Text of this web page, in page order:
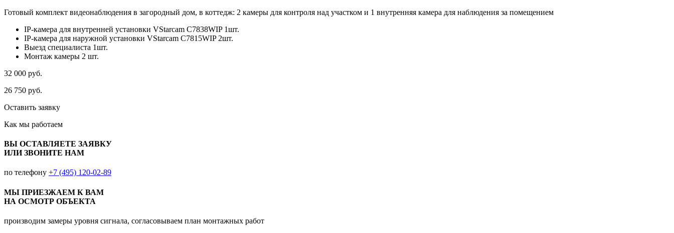
Готовый комплект видеонаблюдения в загородный дом, в коттедж: 2 камеры для контроля над участком и 1 внутренняя камера для наблюдения за помещением
IP-камера для внутренней установки VStarcam C7838WIP 1шт.
IP-камера для наружной установки VStarcam C7815WIP 2шт.
Выезд специалиста 1шт.
Монтаж камеры 2 шт.
32 000 руб.
26 750 руб.
Оставить заявку
Как мы работаем
ВЫ ОСТАВЛЯЕТЕ ЗАЯВКУ
ИЛИ ЗВОНИТЕ НАМ
по телефону +7 (495) 120-02-89
МЫ ПРИЕЗЖАЕМ К ВАМ
НА ОСМОТР ОБЪЕКТА
производим замеры уровня сигнала, согласовываем план монтажных работ